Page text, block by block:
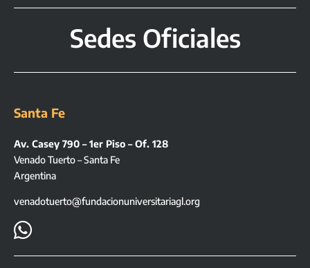
Sedes Oficiales
Santa Fe
Av. Casey 790 – 1er Piso – Of. 128
Venado Tuerto – Santa Fe
Argentina
venadotuerto@fundacionuniversitariagl.org
